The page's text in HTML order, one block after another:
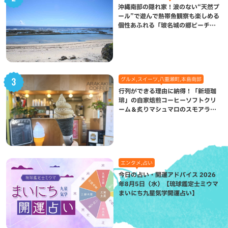
沖縄南部の隠れ家！波のない“天然プ
ール”で遊んで熱帯魚観察も楽しめる
個性あふれる「玻名城の郷ビーチ」
グルメ,スイーツ,八重瀬町,本島南部
行列ができる理由に納得！「新垣珈
琲」の自家焙煎コーヒーソフトクリ
ーム＆炙りマシュマロのスモアラテ
エンタメ,占い
今日の占い・開運アドバイス 2026
年8月5日（水）【琉球鑑定士ミウマ
まいにち九星気学開運占い】